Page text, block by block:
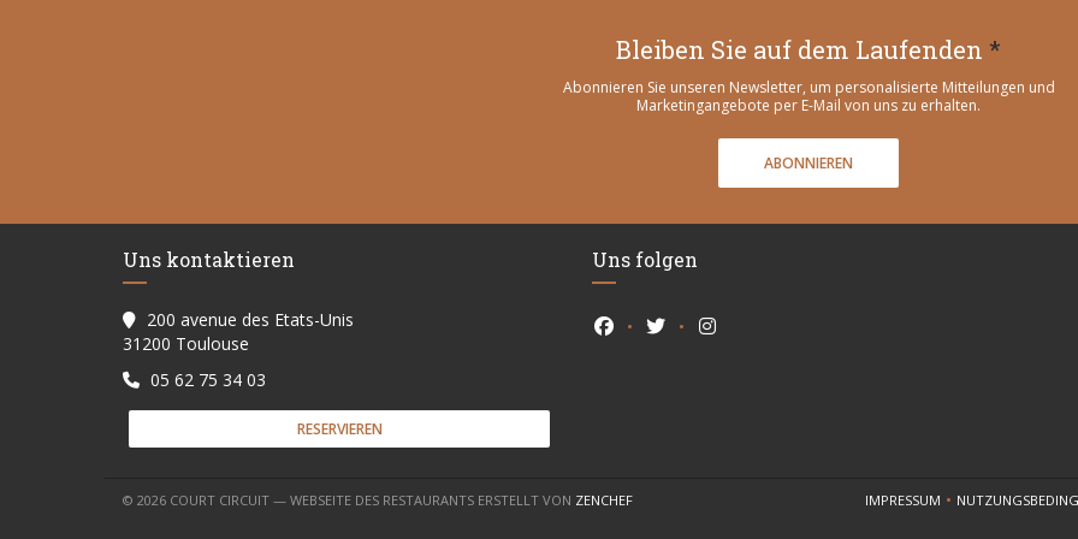
Bleiben Sie auf dem Laufenden *
Abonnieren Sie unseren Newsletter, um personalisierte Mitteilungen und
Marketingangebote per E-Mail von uns zu erhalten.
ABONNIEREN
Uns kontaktieren
200 avenue des Etats-Unis
31200 Toulouse
05 62 75 34 03
RESERVIEREN
Uns folgen
Facebook ((öffnet ein neues Fenster))
Twitter ((öffnet ein neues Fenster))
Instagram ((öffnet ein neues Fenster))
© 2026 COURT CIRCUIT — WEBSEITE DES RESTAURANTS ERSTELLT VON ZENCHEF((ÖFFNET EIN NEUES FENSTER)) IMPRESSUM((ÖFFNET EIN NEUES